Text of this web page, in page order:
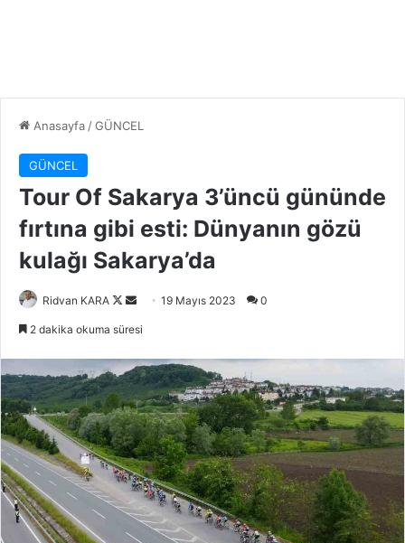
Anasayfa /GÜNCEL
GÜNCEL
Tour Of Sakarya 3’üncü gününde
fırtına gibi esti: Dünyanın gözü
kulağı Sakarya’da
Ridvan KARA
Follow
Bir
göndermek
19 Mayıs 2023 0
2 dakika okuma süresi